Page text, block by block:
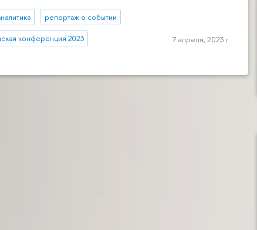
репортаж о событии
конференция 2023 7 апреля, 2023 г.